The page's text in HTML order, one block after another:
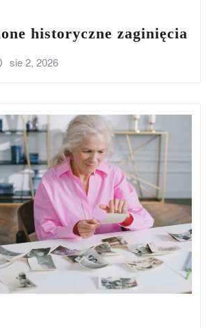
historyczne zaginięcia
sie 2, 2026